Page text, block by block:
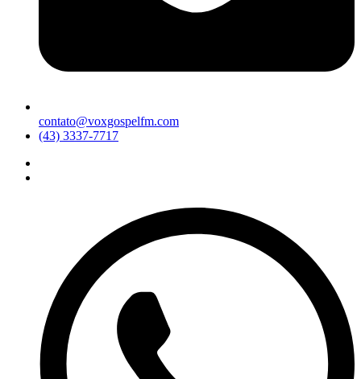
contato@voxgospelfm.com
(43) 3337-7717